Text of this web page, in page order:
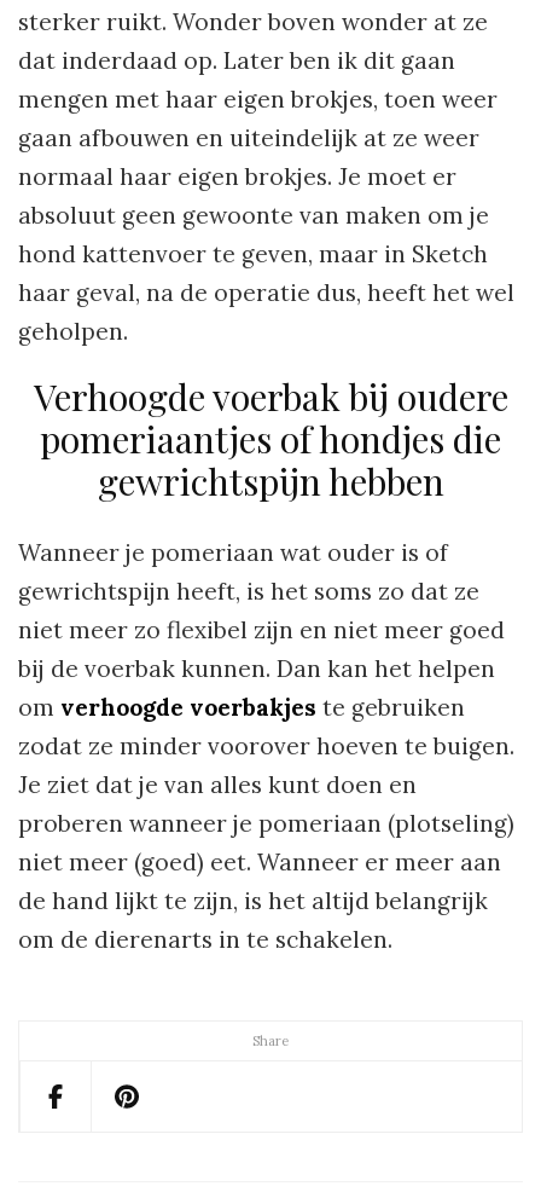
Share
sterker ruikt. Wonder boven wonder at ze
dat inderdaad op. Later ben ik dit gaan
mengen met haar eigen brokjes, toen weer
gaan afbouwen en uiteindelijk at ze weer
normaal haar eigen brokjes. Je moet er
absoluut geen gewoonte van maken om je
hond kattenvoer te geven, maar in Sketch
haar geval, na de operatie dus, heeft het wel
geholpen.
Verhoogde voerbak bij oudere
pomeriaantjes of hondjes die
gewrichtspijn hebben
Wanneer je pomeriaan wat ouder is of
gewrichtspijn heeft, is het soms zo dat ze
niet meer zo flexibel zijn en niet meer goed
bij de voerbak kunnen. Dan kan het helpen
om verhoogde voerbakjes te gebruiken
zodat ze minder voorover hoeven te buigen.
Je ziet dat je van alles kunt doen en
proberen wanneer je pomeriaan (plotseling)
niet meer (goed) eet. Wanneer er meer aan
de hand lijkt te zijn, is het altijd belangrijk
om de dierenarts in te schakelen.